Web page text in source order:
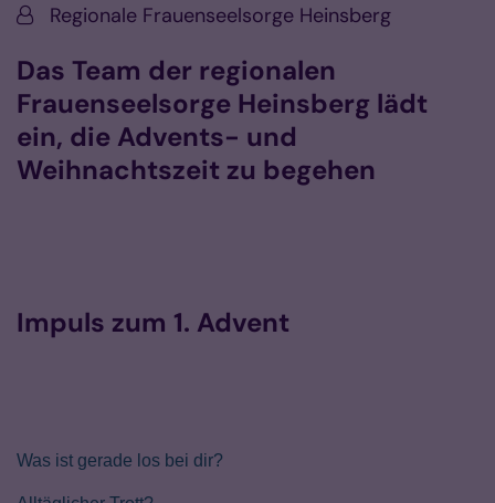
Von:Regionale Frauenseelsorge Heinsberg
Das Team der regionalen
Frauenseelsorge Heinsberg lädt
ein, die Advents- und
Weihnachtszeit zu begehen
Impuls zum 1. Advent
Was ist gerade los bei dir?